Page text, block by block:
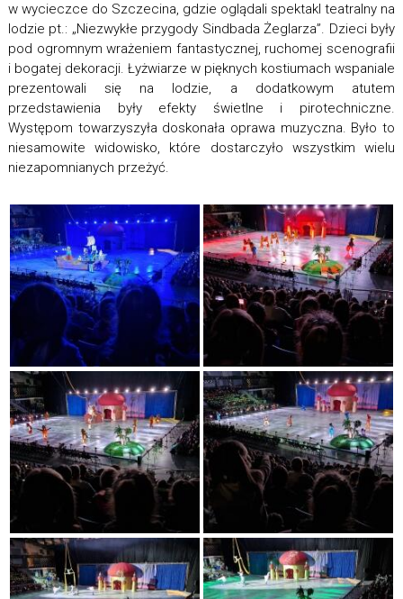
w wycieczce do Szczecina, gdzie oglądali spektakl teatralny na
lodzie pt.: „Niezwykłe przygody Sindbada Żeglarza”. Dzieci były
pod ogromnym wrażeniem fantastycznej, ruchomej scenografii
i bogatej dekoracji. Łyżwiarze w pięknych kostiumach wspaniale
prezentowali się na lodzie, a dodatkowym atutem
przedstawienia były efekty świetlne i pirotechniczne.
Występom towarzyszyła doskonała oprawa muzyczna. Było to
niesamowite widowisko, które dostarczyło wszystkim wielu
niezapomnianych przeżyć.